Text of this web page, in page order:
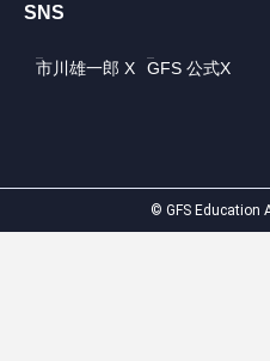
SNS
市川雄一郎 X GFS 公式X
© GFS Education